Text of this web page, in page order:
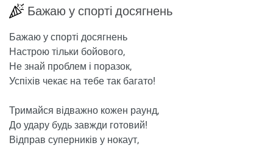
Бажаю у спорті досягнень
Бажаю у спорті досягнень
Настрою тільки бойового,
Не знай проблем і поразок,
Успіхів чекає на тебе так багато!
Тримайся відважно кожен раунд,
До удару будь завжди готовий!
Відправ суперників у нокаут,